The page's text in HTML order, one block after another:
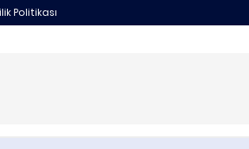
Politikası